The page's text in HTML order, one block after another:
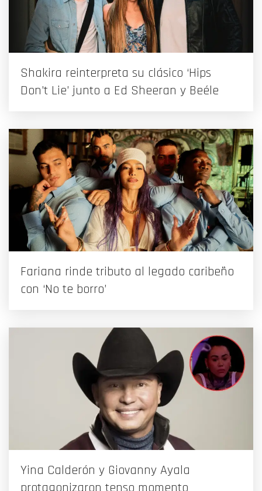
Shakira reinterpreta su clásico ‘Hips
Don’t Lie’ junto a Ed Sheeran y Beéle
Fariana rinde tributo al legado caribeño
con ‘No te borro’
Yina Calderón y Giovanny Ayala